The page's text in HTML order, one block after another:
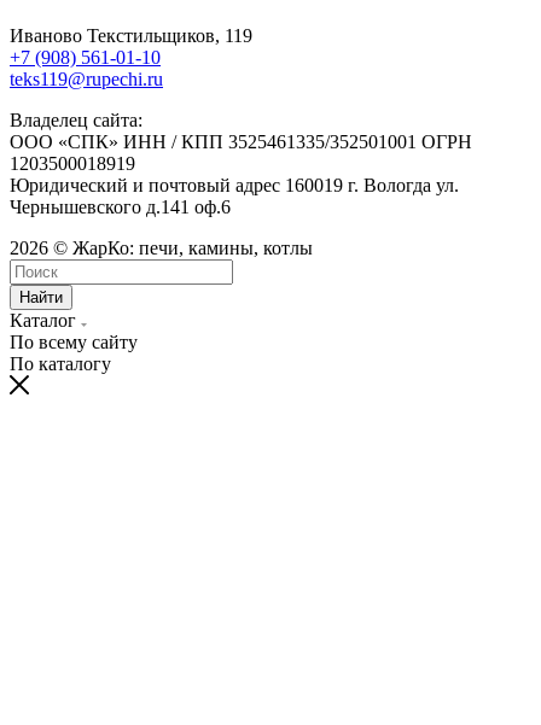
Иваново Текстильщиков, 119
+7 (908) 561-01-10
teks119@rupechi.ru
Владелец сайта:
ООО «СПК» ИНН / КПП 3525461335/352501001 ОГРН
1203500018919
Юридический и почтовый адрес 160019 г. Вологда ул.
Чернышевского д.141 оф.6
2026 © ЖарКо: печи, камины, котлы
Найти
Каталог
По всему сайту
По каталогу